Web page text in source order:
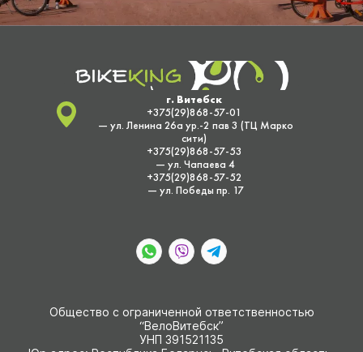
г. Витебск
+375(29)868-57-01
— ул. Ленина 26а ур.-2 пав 3 (ТЦ Марко
сити)
+375(29)868-57-53
— ул. Чапаева 4
+375(29)868-57-52
— ул. Победы пр. 17
Общество с ограниченной ответственностью
“ВелоВитебск”
УНП 391521135